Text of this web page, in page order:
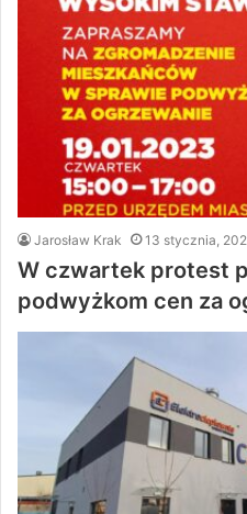
Jarosław Krak 13 stycznia,
W czwartek protest
podwyżkom cen za